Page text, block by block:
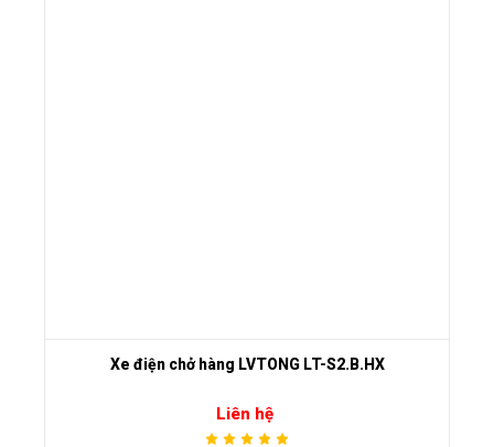
Xe điện chở hàng LVTONG LT-S2.B.HX
Liên hệ